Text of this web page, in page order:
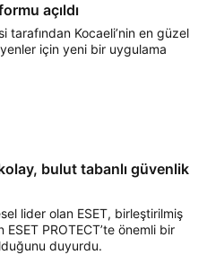
açıldı
tarafından Kocaeli’nin en güzel
için yeni bir uygulama
bulut tabanlı güvenlik
lider olan ESET, birleştirilmiş
PROTECT’te önemli bir
duyurdu.